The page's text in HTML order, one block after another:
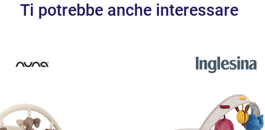
Ti potrebbe anche interessare